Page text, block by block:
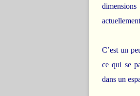
C’est un
ce qui se
dans un